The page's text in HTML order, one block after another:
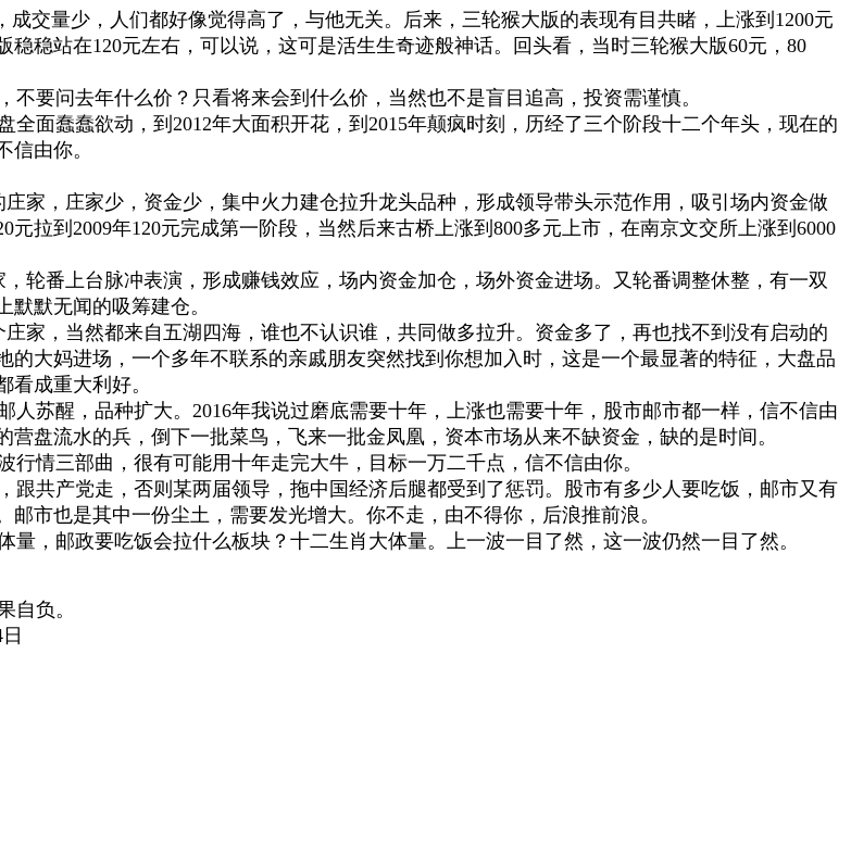
交量少，人们都好像觉得高了，与他无关。后来，三轮猴大版的表现有目共睹，上涨到1200元
稳站在120元左右，可以说，这可是活生生奇迹般神话。回头看，当时三轮猴大版60元，80
要问去年什么价？只看将来会到什么价，当然也不是盲目追高，投资需谨慎。
面蠢蠢欲动，到2012年大面积开花，到2015年颠疯时刻，历经了三个阶段十二个年头，现在的
由你。
家，庄家少，资金少，集中火力建仓拉升龙头品种，形成领导带头示范作用，吸引场内资金做
拉到2009年120元完成第一阶段，当然后来古桥上涨到800多元上市，在南京文交所上涨到6000
轮番上台脉冲表演，形成赚钱效应，场内资金加仓，场外资金进场。又轮番调整休整，有一双
默无闻的吸筹建仓。
家，当然都来自五湖四海，谁也不认识谁，共同做多拉升。资金多了，再也找不到没有启动的
大妈进场，一个多年不联系的亲戚朋友突然找到你想加入时，这是一个最显著的特征，大盘品
成重大利好。
苏醒，品种扩大。2016年我说过磨底需要十年，上涨也需要十年，股市邮市都一样，信不信由
盘流水的兵，倒下一批菜鸟，飞来一批金凤凰，资本市场从来不缺资金，缺的是时间。
情三部曲，很有可能用十年走完大牛，目标一万二千点，信不信由你。
共产党走，否则某两届领导，拖中国经济后腿都受到了惩罚。股市有多少人要吃饭，邮市又有
市也是其中一份尘土，需要发光增大。你不走，由不得你，后浪推前浪。
，邮政要吃饭会拉什么板块？十二生肖大体量。上一波一目了然，这一波仍然一目了然。
负。